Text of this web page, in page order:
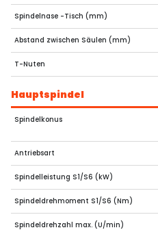
Spindelnase -Tisch (mm)
Abstand zwischen Säulen (mm)
T-Nuten
Hauptspindel
Spindelkonus
Antriebsart
Spindelleistung S1/S6 (kW)
Spindeldrehmoment S1/S6 (Nm)
Spindeldrehzahl max. (U/min)